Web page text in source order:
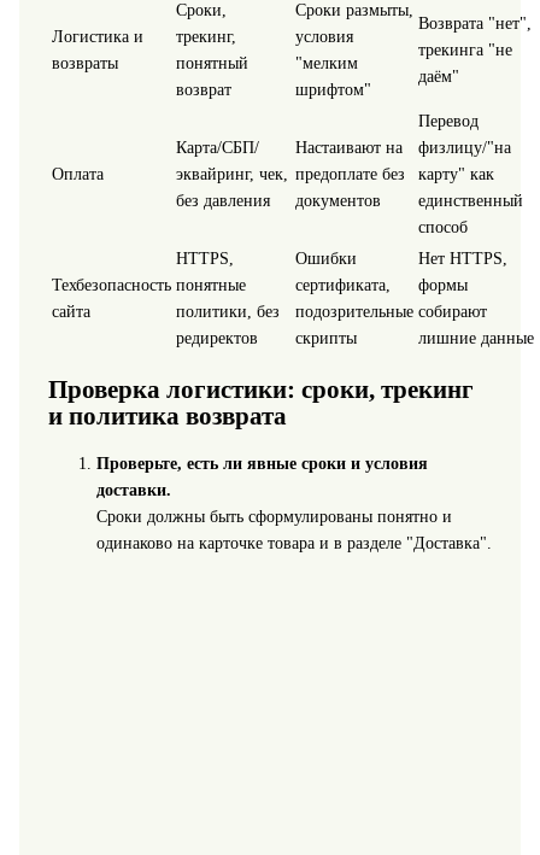
Логистика и
возвраты
Сроки,
трекинг,
понятный
возврат
Сроки размыты,
условия
"мелким
шрифтом"
Возврата "нет",
трекинга "не
даём"
Оплата
Карта/СБП/
эквайринг, чек,
без давления
Настаивают на
предоплате без
документов
Перевод
физлицу/"на
карту" как
единственный
способ
Техбезопасность
сайта
HTTPS,
понятные
политики, без
редиректов
Ошибки
сертификата,
подозрительные
скрипты
Нет HTTPS,
формы
собирают
лишние данные
Проверка логистики: сроки, трекинг
и политика возврата
Проверьте, есть ли явные сроки и условия
доставки.
Сроки должны быть сформулированы понятно и
одинаково на карточке товара и в разделе "Доставка".